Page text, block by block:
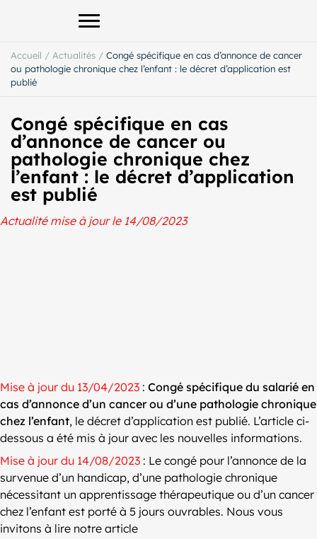
Afficher le menu principal
Accueil / Actualités / Congé spécifique en cas d’annonce de cancer
ou pathologie chronique chez l’enfant : le décret d’application est
publié
Congé spécifique en cas
d’annonce de cancer ou
pathologie chronique chez
l’enfant : le décret d’application
est publié
Actualité mise à jour le 14/08/2023
Mise à jour du 13/04/2023 : Congé spécifique du salarié en
cas d’annonce d’un cancer ou d’une pathologie chronique
chez l’enfant, le décret d’application est publié. L’article ci-
dessous a été mis à jour avec les nouvelles informations.
Mise à jour du 14/08/2023 : Le congé pour l’annonce de la
survenue d’un handicap, d’une pathologie chronique
nécessitant un apprentissage thérapeutique ou d’un cancer
chez l’enfant est porté à 5 jours ouvrables. Nous vous
invitons à lire notre article